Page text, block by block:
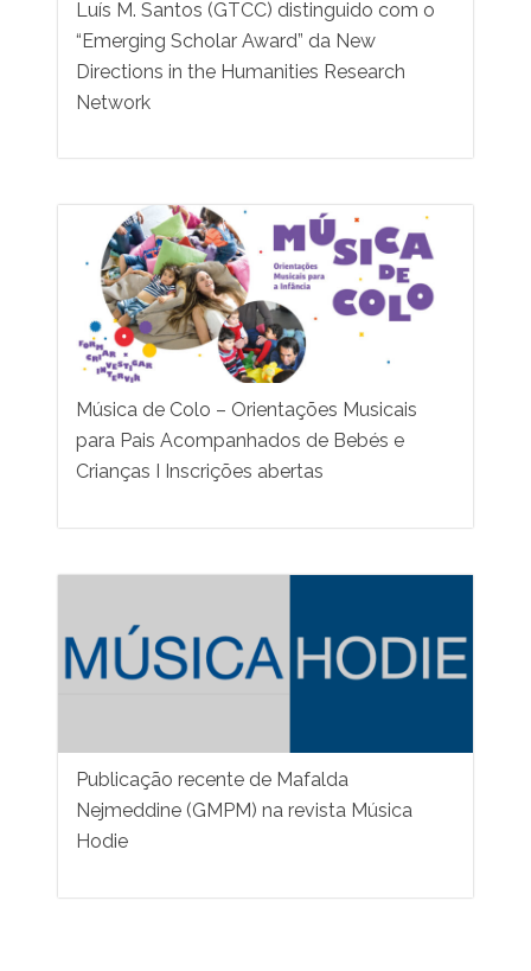
Luís M. Santos (GTCC) distinguido com o
“Emerging Scholar Award” da New
Directions in the Humanities Research
Network
Música de Colo – Orientações Musicais
para Pais Acompanhados de Bebés e
Crianças I Inscrições abertas
Publicação recente de Mafalda
Nejmeddine (GMPM) na revista Música
Hodie